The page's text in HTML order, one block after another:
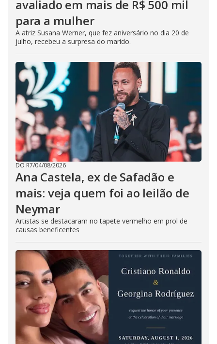
avaliado em mais de R$ 500 mil
para a mulher
A atriz Susana Werner, que fez aniversário no dia 20 de
julho, recebeu a surpresa do marido.
DO R7/04/08/2026
Ana Castela, ex de Safadão e
mais: veja quem foi ao leilão de
Neymar
Artistas se destacaram no tapete vermelho em prol de
causas beneficentes